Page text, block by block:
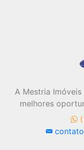
A Mestria
melhores